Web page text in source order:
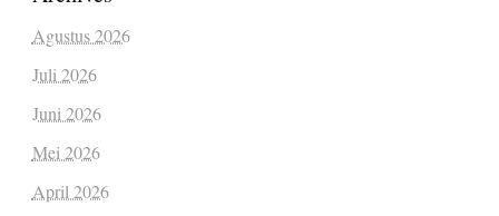
Agustus 2026
Juli 2026
Juni 2026
Mei 2026
April 2026